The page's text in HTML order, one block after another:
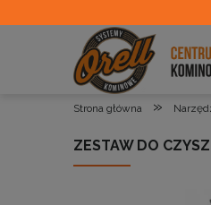
Strona główna »
ZESTAW DO